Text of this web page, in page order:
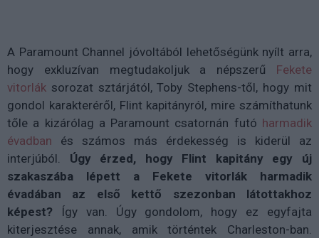
A Paramount Channel jóvoltából lehetőségünk nyílt arra,
hogy exkluzívan megtudakoljuk a népszerű Fekete
vitorlák sorozat sztárjától, Toby Stephens-től, hogy mit
gondol karakteréről, Flint kapitányról, mire számíthatunk
tőle a kizárólag a Paramount csatornán futó harmadik
évadban és számos más érdekesség is kiderül az
interjúból. Úgy érzed, hogy Flint kapitány egy új
szakaszába lépett a Fekete vitorlák harmadik
évadában az első kettő szezonban látottakhoz
képest? Így van. Úgy gondolom, hogy ez egyfajta
kiterjesztése annak, amik történtek Charleston-ban.